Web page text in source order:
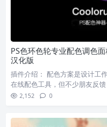
PS色环色轮专业配色调色
汉化版
插件介绍： 配色方案是设计工
在线配色工具，但不少朋友反
2,152 0